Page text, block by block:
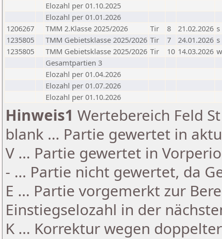
Elozahl per 01.10.2025
Elozahl per 01.01.2026
1206267
TMM 2.Klasse 2025/2026 Tir 8 21.02.2026 s
1235805
TMM Gebietsklasse 2025/2026 Tir 7 24.01.2026 s
1235805
TMM Gebietsklasse 2025/2026 Tir 10 14.03.2026 w
Gesamtpartien 3
Elozahl per 01.04.2026
Elozahl per 01.07.2026
Elozahl per 01.10.2026
Hinweis1 Wertebereich Feld
blank ... Partie gewertet in
V ... Partie gewertet in
- ... Partie nicht gewertet, da
E ... Partie vorgemerkt zur
Einstiegselozahl in der
K ... Korrektur wegen